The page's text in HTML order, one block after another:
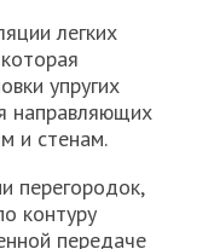
легких
упругих
направляющих
и стенам.
перегородок,
контуру
передаче